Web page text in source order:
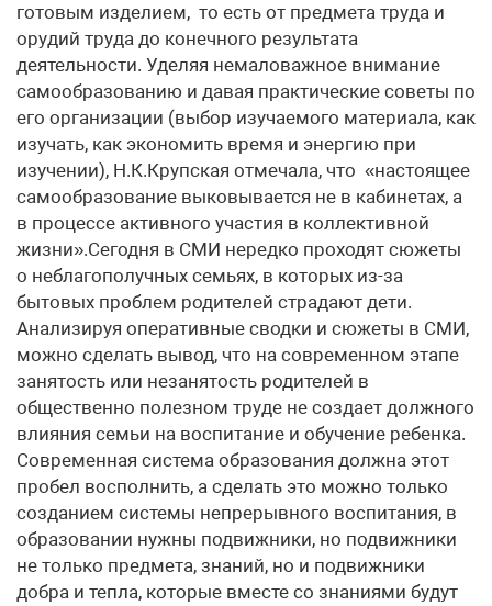
готовым изделием, то есть от предмета труда и
орудий труда до конечного результата
деятельности. Уделяя немаловажное внимание
самообразованию и давая практические советы по
его организации (выбор изучаемого материала, как
изучать, как экономить время и энергию при
изучении), Н.К.Крупская отмечала, что «настоящее
самообразование выковывается не в кабинетах, а
в процессе активного участия в коллективной
жизни».Сегодня в СМИ нередко проходят сюжеты
о неблагополучных семьях, в которых из-за
бытовых проблем родителей страдают дети.
Анализируя оперативные сводки и сюжеты в СМИ,
можно сделать вывод, что на современном этапе
занятость или незанятость родителей в
общественно полезном труде не создает должного
влияния семьи на воспитание и обучение ребенка.
Современная система образования должна этот
пробел восполнить, а сделать это можно только
созданием системы непрерывного воспитания, в
образовании нужны подвижники, но подвижники
не только предмета, знаний, но и подвижники
добра и тепла, которые вместе со знаниями будут